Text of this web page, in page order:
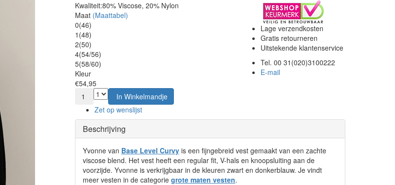
Kwaliteit:80% Viscose, 20% Nylon
Maat (Maattabel)
0(46)
1(48)
2(50)
4(54/56)
5(58/60)
Kleur
€54,95
1
In Winkelmandje
Zet op wenslijst
Lage verzendkosten
Gratis retourneren
Uitstekende klantenservice
Tel. 00 31(020)3100222
E-mail
Beschrijving
Yvonne van Base Level Curvy is een fijngebreid vest gemaakt van een zachte
viscose blend. Het vest heeft een regular fit, V-hals en knoopsluiting aan de
voorzijde. Yvonne is verkrijgbaar in de kleuren zwart en donkerblauw. Je vindt
meer vesten in de categorie grote maten vesten.